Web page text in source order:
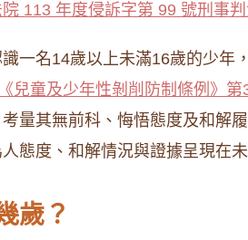
113 年度侵訴字第 99 號刑事
一名14歲以上未滿16歲的少
《兒童及少年性剝削防制條例》第
量其無前科、悔悟態度及和解
態度、和解情況與證據呈現在
歲？